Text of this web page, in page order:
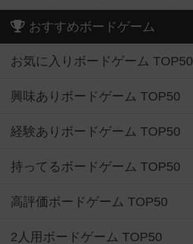
おすすめボードゲーム
お気に入りボードゲーム TOP50
興味ありボードゲーム TOP50
経験ありボードゲーム TOP50
持ってるボードゲーム TOP50
高評価ボードゲーム TOP50
2人用ボードゲーム TOP50